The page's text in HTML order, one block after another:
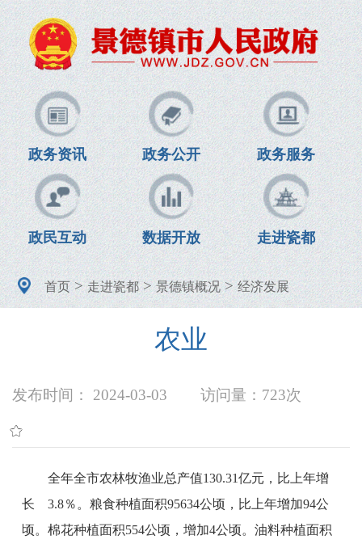
政务资讯 政务公开 政务服务
政民互动 数据开放 走进瓷都
首页>走进瓷都>景德镇概况>经济发展
农业
发布时间： 2024-03-03 访问量： 723次
全年全市农林牧渔业总产值130.31亿元，比上年增
长 3.8％ 。粮食种植面积95634公顷，比上年增加94公
顷。棉花种植面积554公顷，增加4公顷。油料种植面积